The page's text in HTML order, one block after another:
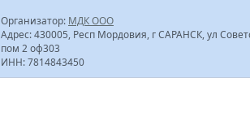
Организатор: МДК ООО
Адрес: 430005, Респ Мордовия, г САРАНСК, ул
пом 2 оф303
ИНН: 7814843450